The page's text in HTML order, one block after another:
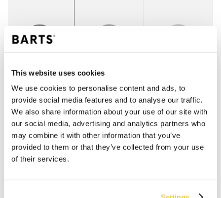
This website uses cookies
We use cookies to personalise content and ads, to
provide social media features and to analyse our traffic.
We also share information about your use of our site with
our social media, advertising and analytics partners who
may combine it with other information that you’ve
provided to them or that they’ve collected from your use
of their services.
IN WINKELWAGEN
worden geplaatst, worden dezelfde dag verzonden
Gratis verzending voor orders boven € 50,- binnen